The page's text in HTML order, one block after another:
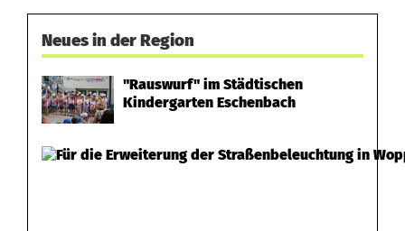
Neues in der Region
"Rauswurf" im Städtischen
Kindergarten Eschenbach